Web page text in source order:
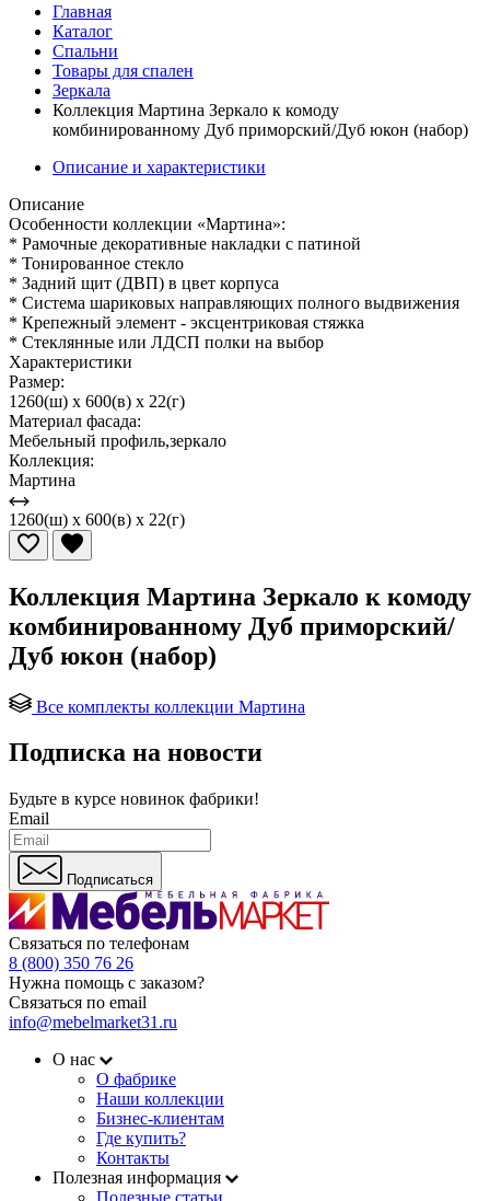
Главная
Каталог
Спальни
Товары для спален
Зеркала
Коллекция Мартина Зеркало к комоду
комбинированному Дуб приморский/Дуб юкон (набор)
Описание и характеристики
Описание
Особенности коллекции «Мартина»:
* Рамочные декоративные накладки с патиной
* Тонированное стекло
* Задний щит (ДВП) в цвет корпуса
* Система шариковых направляющих полного выдвижения
* Крепежный элемент - эксцентриковая стяжка
* Стеклянные или ЛДСП полки на выбор
Характеристики
Размер:
1260(ш) x 600(в) x 22(г)
Материал фасада:
Мебельный профиль,зеркало
Коллекция:
Мартина
1260(ш) x 600(в) x 22(г)
Коллекция Мартина Зеркало к комоду
комбинированному Дуб приморский/
Дуб юкон (набор)
Все комплекты коллекции Мартина
Подписка на новости
Будьте в курсе новинок фабрики!
Email
Подписаться
Связаться по телефонам
8 (800) 350 76 26
Нужна помощь с заказом?
Связаться по email
info@mebelmarket31.ru
О нас
О фабрике
Наши коллекции
Бизнес-клиентам
Где купить?
Контакты
Полезная информация